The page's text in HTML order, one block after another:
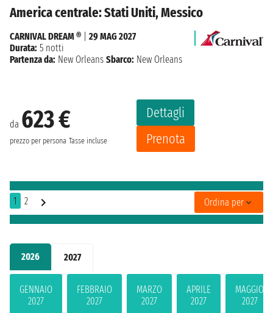
2026 2027
GENNAIO
2027
FEBBRAIO
2027
MARZO
2027
APRILE
2027
MAGGIO
2027
America centrale: Stati Uniti, Messico
da 623 €
prezzo per persona Tasse incluse
Dettagli
Prenota
CARNIVAL DREAM ®
29 MAG 2027
Durata: 5 notti
Partenza da: New Orleans Sbarco: New Orleans
1 2 Ordina per